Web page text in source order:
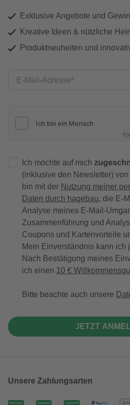
Exklusive Angebote und
Kreative Ideen & nützliche
Produktneuheiten und
E-Mail-Adresse
Ich möchte auf mich
(inklusive den Newsletter)
bin mit der Nutzung meiner
Daten durch hagebau, die E-
Analyse meines E-Mail-
Zusammenführung und
Coupons und Kartenvorteile
Mein Einverständnis kann ich
Nach Bestätigung meines
ich einen 10 €
Bitte beachte auch unsere
JETZT
Unsere Zahlungsarten